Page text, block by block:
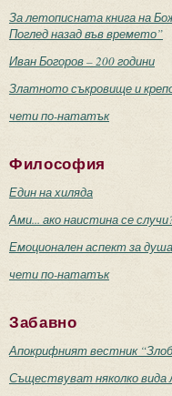
За летописната книга на
Поглед назад във времето”
Иван Богоров – 200 години
Златното съкровище и
чети по-нататък
Философия
Един на хиляда
Ами... ако наистина се
Емоционален аспект за
чети по-нататък
Забавно
Апокрифният вестник
Съществуват няколко